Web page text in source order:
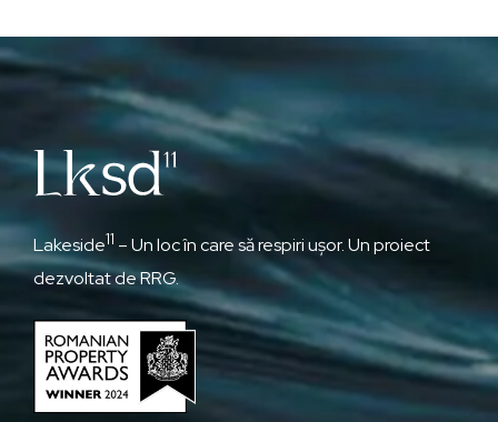
Lakeside11 – Un loc în care să respiri ușor. Un proiect
dezvoltat de RRG.